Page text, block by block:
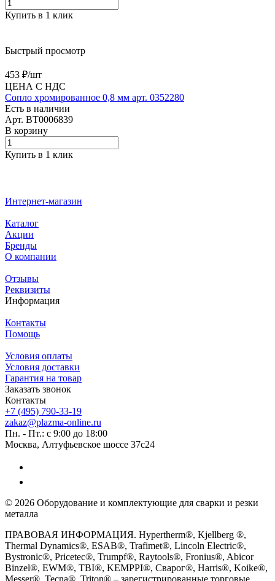
Купить в 1 клик
Быстрый просмотр
453 ₽/шт
ЦЕНА С НДС
Сопло хромированное 0,8 мм арт. 0352280
Есть в наличии
Арт. BT0006839
В корзину
Купить в 1 клик
Интернет-магазин
Каталог
Акции
Бренды
О компании
Отзывы
Реквизиты
Информация
Контакты
Помощь
Условия оплаты
Условия доставки
Гарантия на товар
Заказать звонок
Контакты
+7 (495) 790-33-19
zakaz@plazma-online.ru
Пн. - Пт.: с 9:00 до 18:00
Москва, Алтуфьевское шоссе 37с24
© 2026 Оборудование и комплектующие для сварки и резки
металла
ПРАВОВАЯ ИНФОРМАЦИЯ. Hypertherm®, Kjellberg ®,
Thermal Dynamics®, ESAB®, Trafimet®, Lincoln Electric®,
Bystronic®, Pricetec®, Trumpf®, Raytools®, Fronius®, Abicor
Binzel®, EWM®, TBI®, KEMPPI®, Сварог®, Harris®, Koike®,